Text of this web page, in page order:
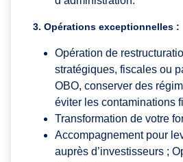
3. Opérations exceptionnelles :
Opération de
stratégiques, fiscales ou
OBO, conserver des
éviter les contaminations
Transformation de votre
Accompagnement pour
auprès d’investisseurs ;